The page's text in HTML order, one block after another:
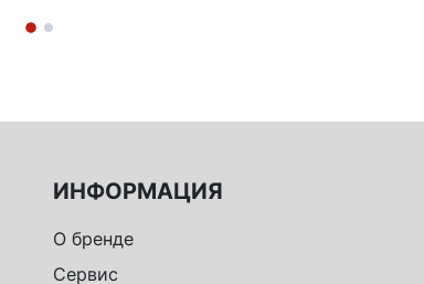
ИНФОРМАЦИЯ
О бренде
Сервис